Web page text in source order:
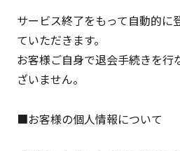
サービス終了をもって自動的に
ていただきます。
お客様ご自身で退会手続きを行
ざいません。
■お客様の個人情報について